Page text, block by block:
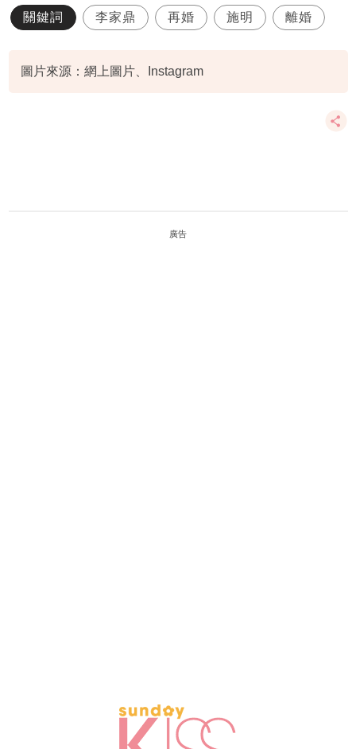
關鍵詞 李家鼎 再婚 施明 離婚
圖片來源：網上圖片、Instagram
廣告